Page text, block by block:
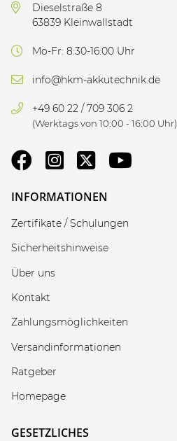
Dieselstraße 8
63839 Kleinwallstadt
Mo-Fr: 8:30-16:00 Uhr
info@hkm-akkutechnik.de
+49 60 22 / 709 306 2
(Werktags von 10:00 - 16:00 Uhr)
INFORMATIONEN
Zertifikate / Schulungen
Sicherheitshinweise
Über uns
Kontakt
Zahlungsmöglichkeiten
Versandinformationen
Ratgeber
Homepage
GESETZLICHES